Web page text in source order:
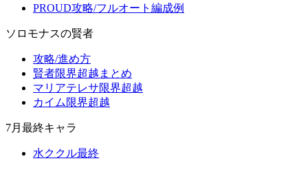
PROUD攻略/フルオート編成例
ソロモナスの賢者
攻略/進め方
賢者限界超越まとめ
マリアテレサ限界超越
カイム限界超越
7月最終キャラ
水ククル最終